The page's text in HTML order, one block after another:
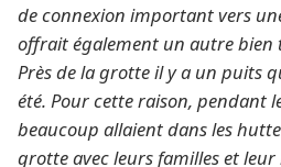
de connexion important vers
offrait également un autre bien
Près de la grotte il y a un puits
été. Pour cette raison, pendant
beaucoup allaient dans les
grotte avec leurs familles et leur